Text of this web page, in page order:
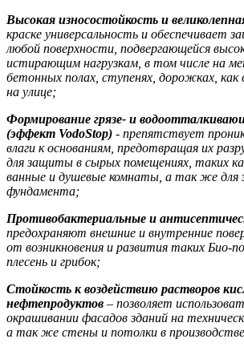
Высокая износостойкость и
краске универсальность и обеспечивает
любой поверхности, подвергающейся
истирающим нагрузкам, в том числе на
бетонных полах, ступенях, дорожках, как
на улице;
Формирование грязе- и
(эффект VodoStop) - препятствует
влаги к основаниям, предотвращая их
для защиты в сырых помещениях, таких
ванные и душевые комнаты, а так же для
фундамента;
Противобактериальные и
предохраняют внешние и внутренние
от возникновения и развития таких Био-
плесень и грибок;
Стойкость к воздействию растворов
нефтепродуктов – позволяет
окрашивании фасадов зданий на
а так же стены и потолки в